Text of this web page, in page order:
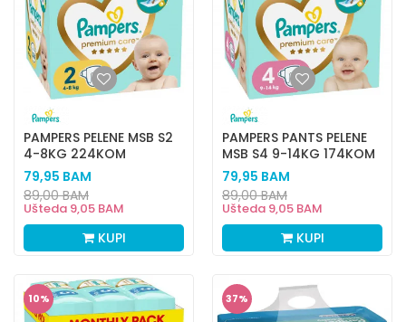
PAMPERS PELENE MSB S2
4-8KG 224KOM
79,95 BAM
Ušteda 9,05 BAM
89,00BAM
KUPI
PAMPERS PANTS PELENE
MSB S4 9-14KG 174KOM
79,95 BAM
Ušteda 9,05 BAM
89,00BAM
KUPI
10% 37%